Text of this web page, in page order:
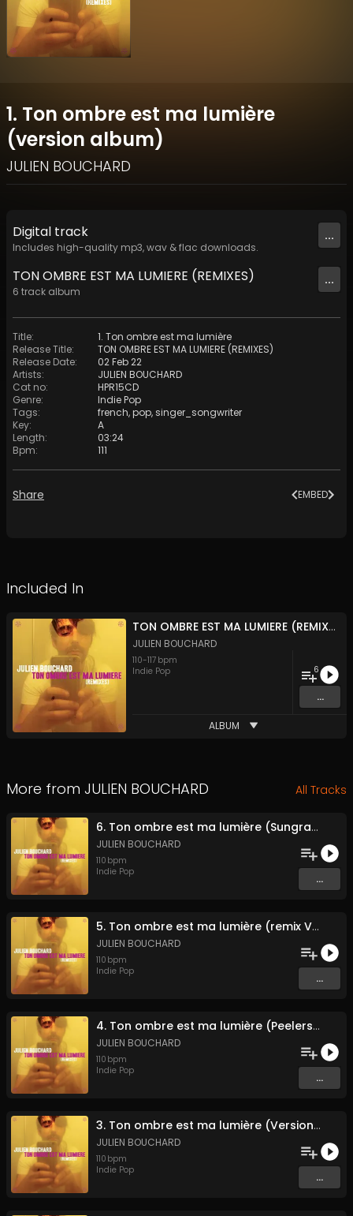
1. Ton ombre est ma lumière
(version album)
JULIEN BOUCHARD
Digital track
Includes high-quality mp3, wav & flac downloads.
...
TON OMBRE EST MA LUMIERE (REMIXES)
6 track album
...
Title:
1. Ton ombre est ma lumière
Release Title:
TON OMBRE EST MA LUMIERE (REMIXES)
Release Date:
02 Feb 22
Artists:
JULIEN BOUCHARD
Cat no:
HPR15CD
Genre:
Indie Pop
Tags: french,pop,singer_songwriter
Key:
A
Length:
03:24
Bpm: 111
Share EMBED
Included In
TON OMBRE EST MA LUMIERE (REMIXES)
JULIEN BOUCHARD
110-117 bpm
Indie Pop
6
...
ALBUM
More from JULIEN BOUCHARD All Tracks
6. Ton ombre est ma lumière (Sungrave remix)
JULIEN BOUCHARD
110 bpm
Indie Pop
...
5. Ton ombre est ma lumière (remix Vapeurs d'éther)
JULIEN BOUCHARD
110 bpm
Indie Pop
...
4. Ton ombre est ma lumière (Peelers Sellers Edit)
JULIEN BOUCHARD
110 bpm
Indie Pop
...
3. Ton ombre est ma lumière (Version Orwell)
JULIEN BOUCHARD
110 bpm
Indie Pop
...